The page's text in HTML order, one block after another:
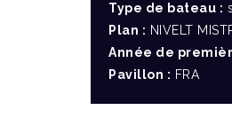
Type de bateau :
Plan : NIVELT
Année de
Pavillon : FRA